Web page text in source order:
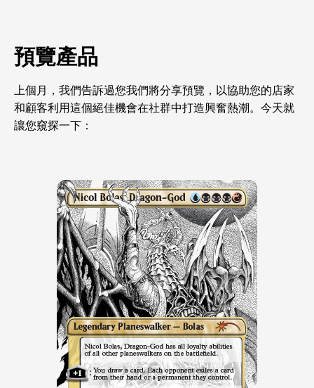
預覽產品
上個月，我們告訴過您我們將分享預覽，以協助您的店家
和顧客利用這個絕佳機會在社群中打造興奮熱潮。今天就
讓您窺探一下：